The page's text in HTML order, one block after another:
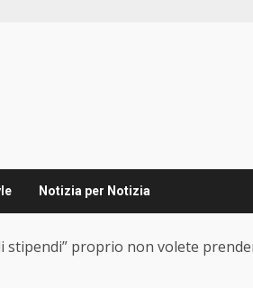
Notizia per Notizia
stipendi” proprio non volete